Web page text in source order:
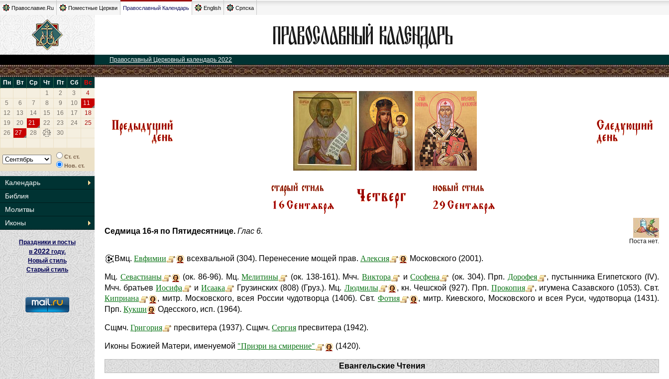
Православие.Ru Поместные Церкви Православный Календарь English Српска
Православный Церковный календарь 2022
Пн Вт Ср Чт Пт Сб
Вс
1
2 3
4
5
6 7 8 9 10
11
12
13 14 15 16 17
18
19
20 21 22 23 24
25
26
27 28 29 30
Ст. ст.
Нов. ст.
Календарь
Библия
Молитвы
Иконы
Праздники и посты
в2022 году.
Новый стиль
Старый стиль
Седмица 16-я по Пятидесятнице. Глас 6.
Поста нет.
Вмц. Евфимии всехвальной (304). Перенесение мощей прав. Алексия Московского (2001).
Мц. Севастианы (ок. 86-96). Мц.Мелитины (ок. 138-161). Мчч.Виктора иСосфена (ок. 304). Прп.Дорофея
, пустынника Египетского (IV).
Мчч. братьевИосифа иИсаака Грузинских (808) (Груз.). Мц. Людмилы , кн. Чешской (927). Прп. Прокопия , игумена Сазавского (1053). Свт.
Киприана , митр. Московского, всея России чудотворца (1406). Свт. Фотия
, митр. Киевского, Московского и всея Руси, чудотворца (1431).
Прп. Кукши Одесского, исп. (1964).
Сщмч. Григория пресвитера (1937). Сщмч. Сергия пресвитера (1942).
Иконы Божией Матери, именуемой "Призри на смирение" (1420).
Евангельские Чтения